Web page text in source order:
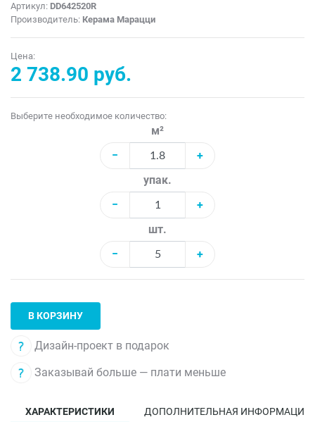
Артикул: DD642520R
Производитель: Керама Марацци
Цена:
2 738.90 руб.
Выберите необходимое количество:
м²
−
+
упак.
−
+
шт.
−
+
В КОРЗИНУ
Дизайн-проект в подарок
Заказывай больше — плати меньше
ХАРАКТЕРИСТИКИ ДОПОЛНИТЕЛЬНАЯ ИНФОРМАЦИЯ